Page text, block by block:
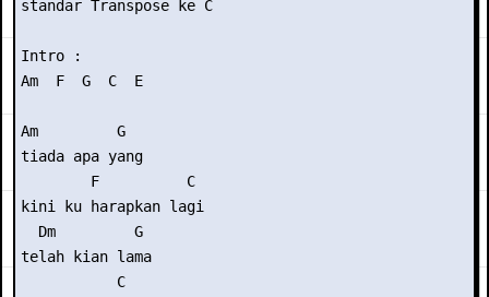
standar Transpose ke C
Intro :
Am  F  G  C  E
Am         G
tiada apa yang
        F          C
kini ku harapkan lagi
  Dm         G
telah kian lama
           C